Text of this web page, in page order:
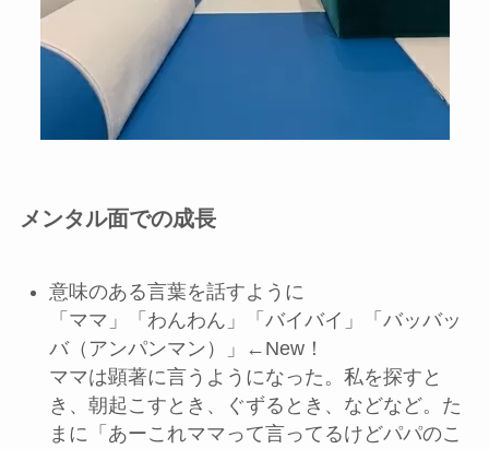
メンタル面での成長
意味のある言葉を話すように
「ママ」「わんわん」「バイバイ」「バッバッ
バ（アンパンマン）」←New！
ママは顕著に言うようになった。私を探すと
き、朝起こすとき、ぐずるとき、などなど。た
まに「あーこれママって言ってるけどパパのこ